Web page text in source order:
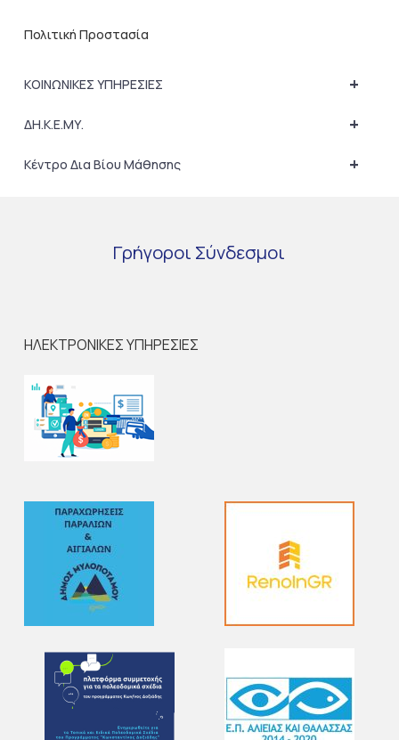
Πολιτική Προστασία
+
ΚΟΙΝΩΝΙΚΕΣ ΥΠΗΡΕΣΙΕΣ
+
ΔΗ.Κ.Ε.ΜΥ.
+
Κέντρο Δια Βίου Μάθησης
Γρήγοροι Σύνδεσμοι
ΗΛΕΚΤΡΟΝΙΚΕΣ ΥΠΗΡΕΣΙΕΣ